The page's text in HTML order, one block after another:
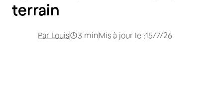
terrain
Par Louis 3 minMis à jour le :15/7/26